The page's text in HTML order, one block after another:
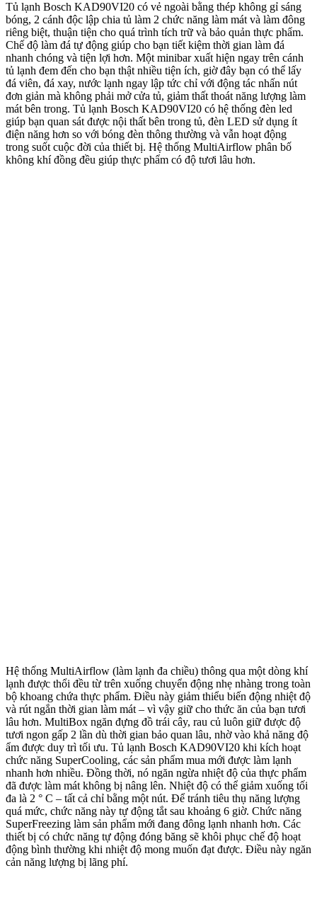
Tủ lạnh Bosch KAD90VI20 có vẻ ngoài bằng thép không gỉ sáng
bóng, 2 cánh độc lập chia tủ làm 2 chức năng làm mát và làm đông
riêng biệt, thuận tiện cho quá trình tích trữ và bảo quản thực phẩm.
Chế độ làm đá tự động giúp cho bạn tiết kiệm thời gian làm đá
nhanh chóng và tiện lợi hơn. Một minibar xuất hiện ngay trên cánh
tủ lạnh đem đến cho bạn thật nhiều tiện ích, giờ đây bạn có thể lấy
đá viên, đá xay, nước lạnh ngay lập tức chỉ với động tác nhấn nút
đơn giản mà không phải mở cửa tủ, giảm thất thoát năng lượng làm
mát bên trong. Tủ lạnh Bosch KAD90VI20 có hệ thống đèn led
giúp bạn quan sát được nội thất bên trong tủ, đèn LED sử dụng ít
điện năng hơn so với bóng đèn thông thường và vẫn hoạt động
trong suốt cuộc đời của thiết bị. Hệ thống MultiAirflow phân bố
không khí đồng đều giúp thực phẩm có độ tươi lâu hơn.
Hệ thống MultiAirflow (làm lạnh đa chiều) thông qua một dòng khí
lạnh được thổi đều từ trên xuống chuyển động nhẹ nhàng trong toàn
bộ khoang chứa thực phẩm. Điều này giảm thiểu biến động nhiệt độ
và rút ngắn thời gian làm mát – vì vậy giữ cho thức ăn của bạn tươi
lâu hơn. MultiBox ngăn đựng đồ trái cây, rau củ luôn giữ được độ
tươi ngon gấp 2 lần dù thời gian bảo quan lâu, nhờ vào khả năng độ
ẩm được duy trì tối ưu. Tủ lạnh Bosch KAD90VI20 khi kích hoạt
chức năng SuperCooling, các sản phẩm mua mới được làm lạnh
nhanh hơn nhiều. Đồng thời, nó ngăn ngừa nhiệt độ của thực phẩm
đã được làm mát không bị nâng lên. Nhiệt độ có thể giảm xuống tối
đa là 2 ° C – tất cả chỉ bằng một nút. Để tránh tiêu thụ năng lượng
quá mức, chức năng này tự động tắt sau khoảng 6 giờ. Chức năng
SuperFreezing làm sản phẩm mới đang đông lạnh nhanh hơn. Các
thiết bị có chức năng tự động đóng băng sẽ khôi phục chế độ hoạt
động bình thường khi nhiệt độ mong muốn đạt được. Điều này ngăn
cản năng lượng bị lãng phí.